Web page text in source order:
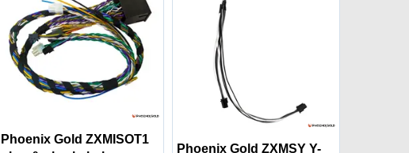
Phoenix Gold ZXMISOT1
Phoenix Gold ZXMSY Y-